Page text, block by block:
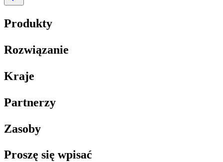
Produkty​​
Rozwiązanie​​
Kraje​​
Partnerzy​​
Zasoby​​
Proszę się wpisać​​